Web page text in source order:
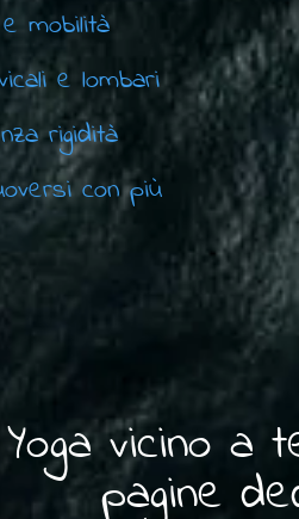
mobilità
e lombari
rigidità
con più
Yoga vicino a
pagine